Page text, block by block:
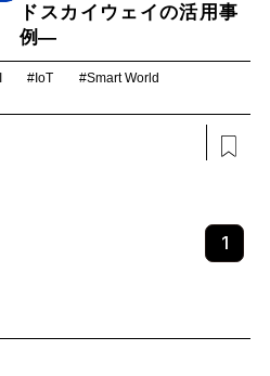
ドスカイウェイの活用事
例―
#IoT
#Smart World
1